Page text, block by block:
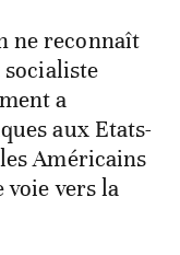
ne reconnaît
a
aux Etats-
Américains
vers la